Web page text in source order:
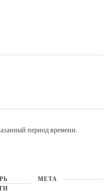
период времени.
МЕТА